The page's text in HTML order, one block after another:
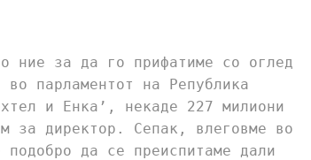
ние за да го прифатиме со оглед
парламентот на Република
и Енка’, некаде 227 милиони
за директор. Сепак, влеговме во
да се преиспитаме дали